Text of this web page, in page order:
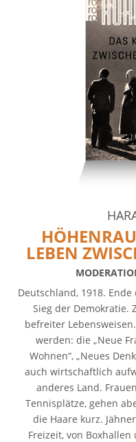
LEBEN
Deutschland, 1918.
Sieg der Demokratie.
befreiter
werden: die „Neue
Wohnen“, „Neues
auch wirtschaftlich
anderes Land.
Tennisplätze, gehen
die Haare kurz.
Freizeit, von